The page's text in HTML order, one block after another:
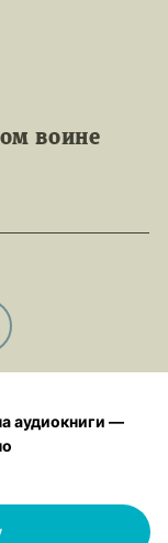
воине
аудиокниги —